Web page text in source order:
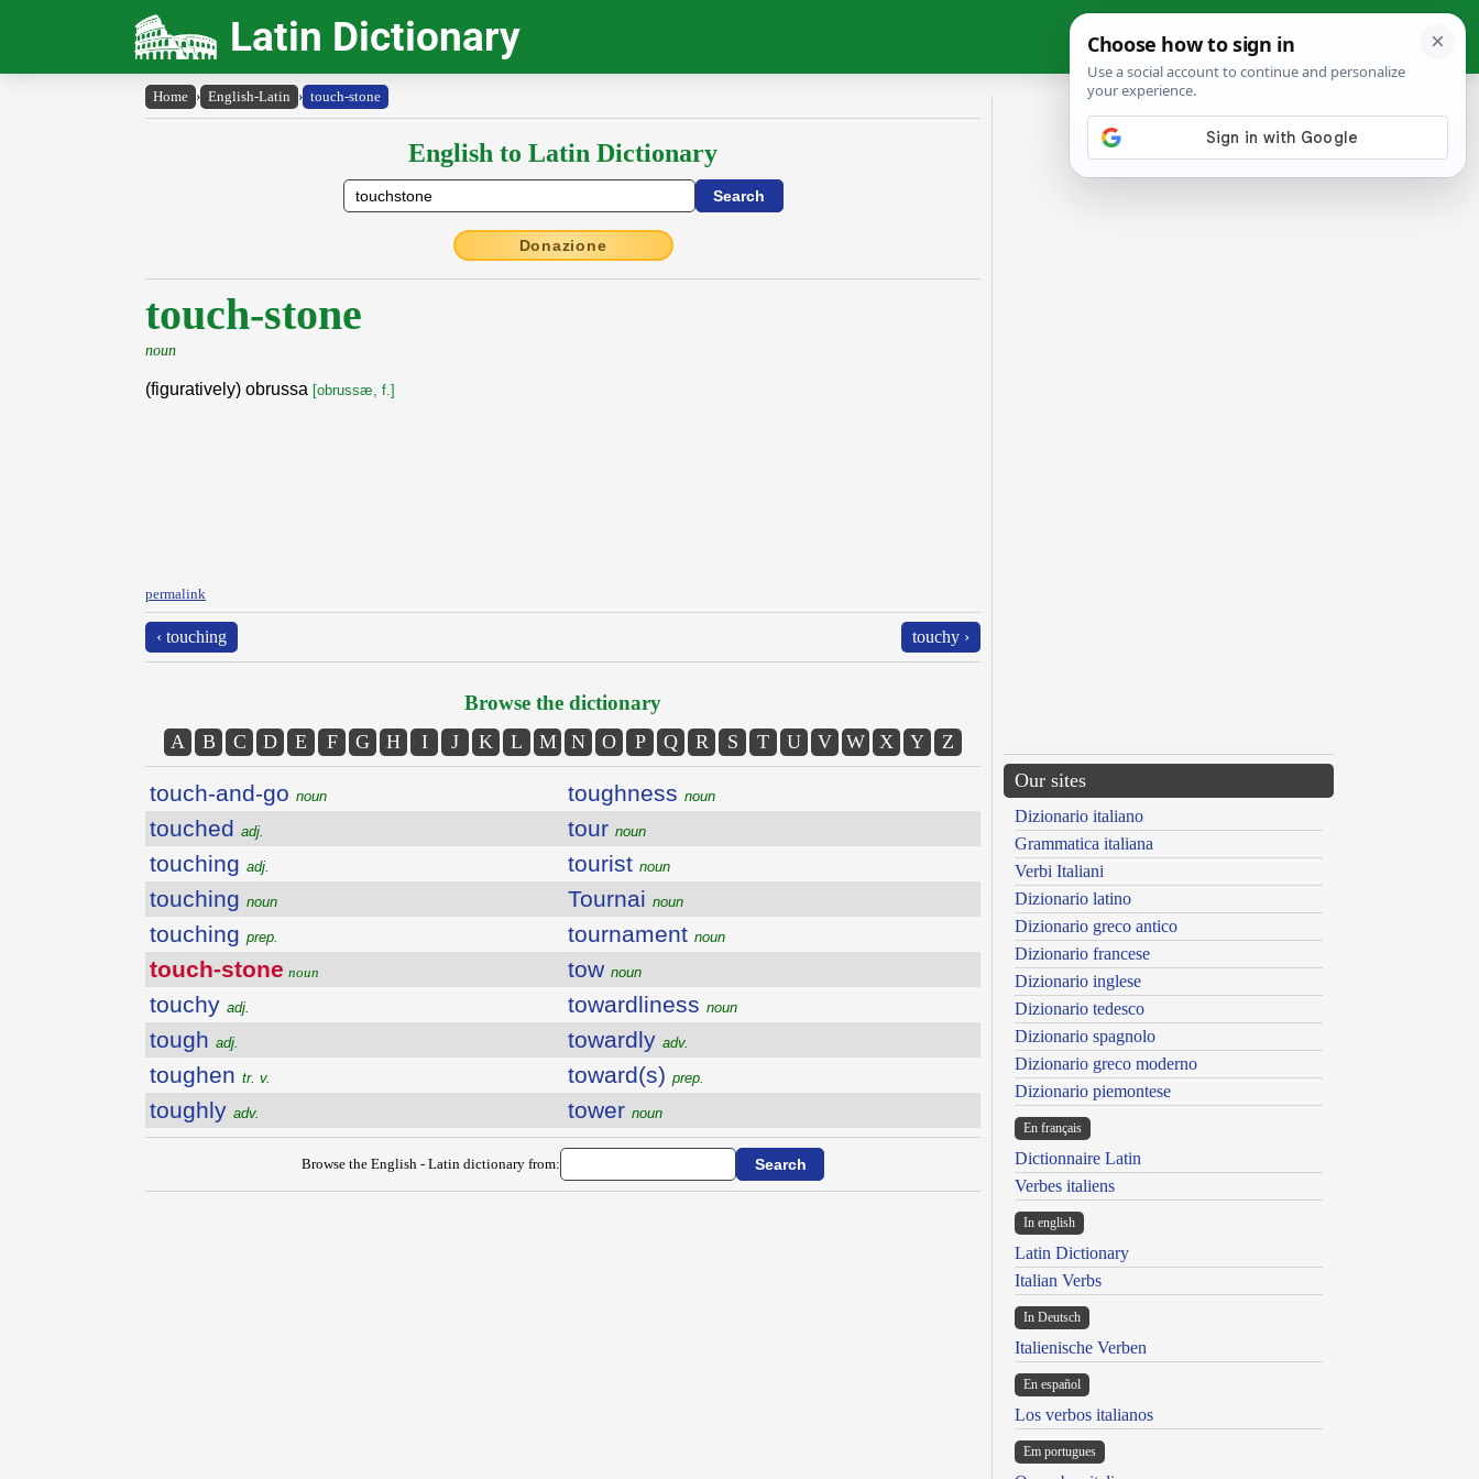
Latin Dictionary
Home › English-Latin › touch-stone
English to Latin Dictionary
Donazione
touch-stone
noun
(figuratively) obrussa [obrussæ, f.]
permalink
‹ touching touchy ›
Browse the dictionary
A B C D E F G H I J K L M N O P Q R S T U V W X Y Z
touch-and-go noun
touched adj.
touching adj.
touching noun
touching prep.
touch-stone noun
touchy adj.
tough adj.
toughen tr. v.
toughly adv.
toughness noun
tour noun
tourist noun
Tournai noun
tournament noun
tow noun
towardliness noun
towardly adv.
toward(s) prep.
tower noun
Browse the English - Latin dictionary from:
Our sites
Dizionario italiano
Grammatica italiana
Verbi Italiani
Dizionario latino
Dizionario greco antico
Dizionario francese
Dizionario inglese
Dizionario tedesco
Dizionario spagnolo
Dizionario greco moderno
Dizionario piemontese
En français
Dictionnaire Latin
Verbes italiens
In english
Latin Dictionary
Italian Verbs
In Deutsch
Italienische Verben
En español
Los verbos italianos
Em portugues